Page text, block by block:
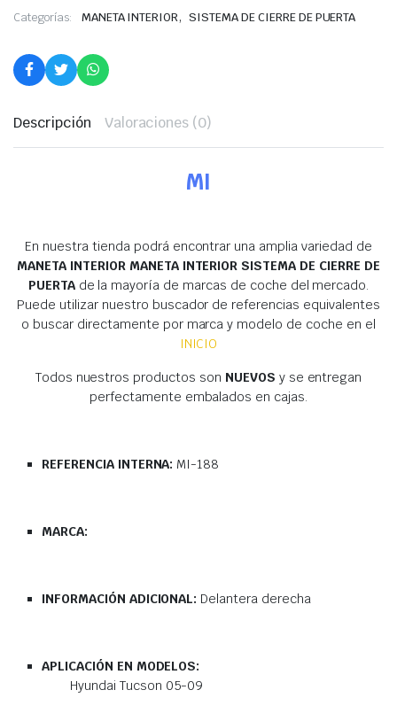
Categorías: MANETA INTERIOR, SISTEMA DE CIERRE DE PUERTA
Descripción Valoraciones (0)
MI
En nuestra tienda podrá encontrar una amplia variedad de
MANETA INTERIOR MANETA INTERIOR SISTEMA DE CIERRE DE
PUERTAde la mayoría de marcas de coche del mercado.
Puede utilizar nuestro buscador de referencias equivalentes
o buscar directamente por marca y modelo de coche en el
INICIO
Todos nuestros productos son NUEVOS y se entregan
perfectamente embalados en cajas.
REFERENCIA INTERNA: MI-188
MARCA:
INFORMACIÓN ADICIONAL: Delantera derecha
APLICACIÓN EN MODELOS:
Hyundai Tucson 05-09